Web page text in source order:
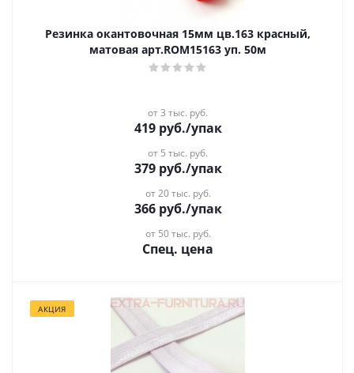
Резинка окантовочная 15мм цв.163 красный,
матовая арт.ROM15163 уп. 50м
от 3 тыс. руб.
419руб./упак
от 5 тыс. руб.
379руб./упак
от 20 тыс. руб.
366руб./упак
от 50 тыс. руб.
Спец. цена
АКЦИЯ